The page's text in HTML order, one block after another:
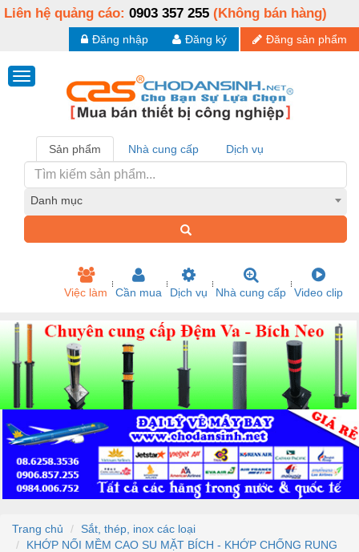
Liên hệ quảng cáo: 0903 357 255 (Không bán hàng)
Đăng sản phẩm
Đăng ký
Đăng nhập
Sản phẩm Nhà cung cấp Dịch vụ
Danh mục
Việc làm Cần mua Dịch vụ Nhà cung cấp Video clip
Trang chủ
Sắt, thép, inox các loại
KHỚP NỐI MỀM CAO SU MẶT BÍCH - KHỚP CHỐNG RUNG